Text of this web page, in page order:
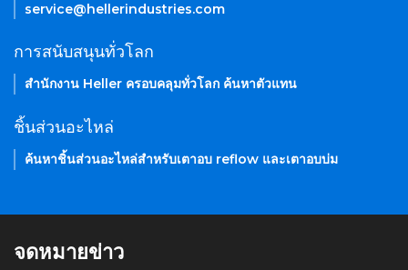
service@hellerindustries.com
การสนับสนุนทั่วโลก
สำนักงาน Heller ครอบคลุมทั่วโลก ค้นหาตัวแทน
ชิ้นส่วนอะไหล่
ค้นหาชิ้นส่วนอะไหล่สำหรับเตาอบ reflow และเตาอบบ่ม
จดหมายข่าว